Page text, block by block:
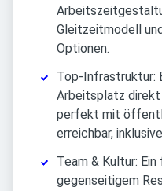
Gleitzeitmodell
Optionen.
Top-Infrastruktur:
Arbeitsplatz direkt
perfekt mit
erreichbar,
Team & Kultur:
gegenseitigem